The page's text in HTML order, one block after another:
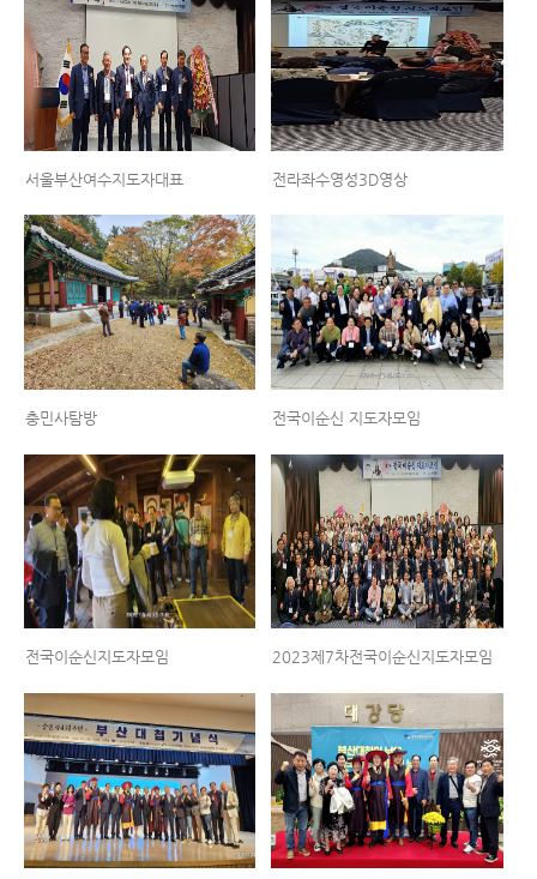
서울부산여수지도자대표 전라좌수영성3D영상
충민사탐방 전국이순신 지도자모임
전국이순신지도자모임 2023제7차전국이순신지도자모임